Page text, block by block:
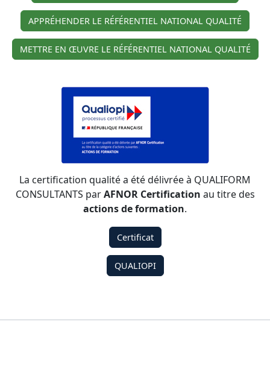
APPRÉHENDER LE RÉFÉRENTIEL NATIONAL QUALITÉ
METTRE EN ŒUVRE LE RÉFÉRENTIEL NATIONAL QUALITÉ
La certification qualité a été délivrée à QUALIFORM
CONSULTANTS parAFNOR Certification au titre des
actions de formation.
Certificat
QUALIOPI